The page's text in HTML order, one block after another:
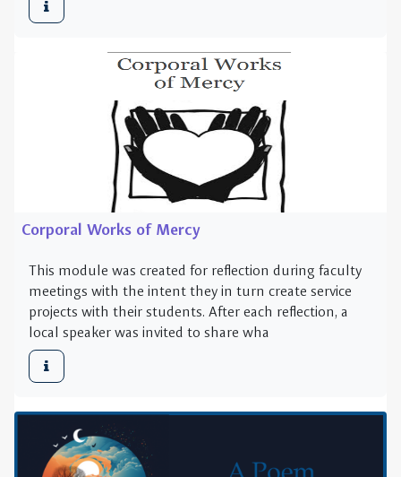
Corporal Works of Mercy
This module was created for reflection during faculty
meetings with the intent they in turn create service
projects with their students. After each reflection, a
local speaker was invited to share wha
A Poem a Month